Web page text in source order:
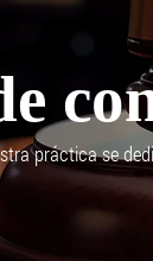
práctica se